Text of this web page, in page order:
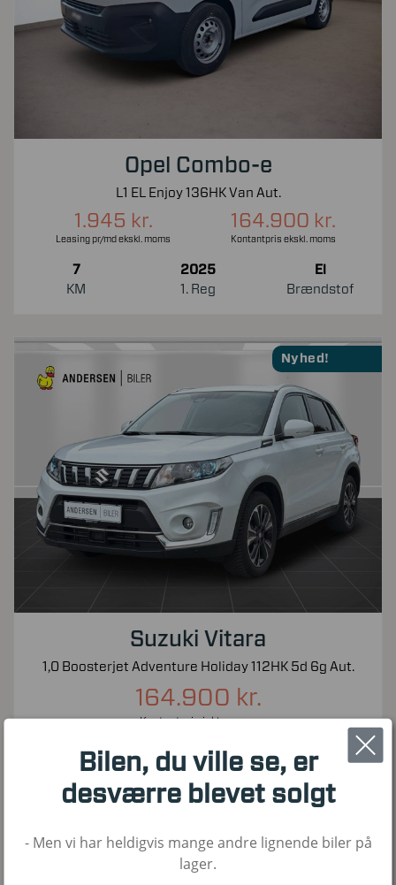
Opel Combo-e
L1 EL Enjoy 136HK Van Aut.
1.945 kr.
Leasing pr/md ekskl. moms
164.900 kr.
Kontantpris ekskl. moms
7
KM
2025
1. Reg
El
Brændstof
Nyhed!
Suzuki Vitara
1,0 Boosterjet Adventure Holiday 112HK 5d 6g Aut.
164.900 kr.
Kontantpris inkl. moms
56.000
KM
2019
1. Reg
Benzin
Brændstof
Nyhed!
Bilen, du ville se, er
desværre blevet solgt
- Men vi har heldigvis mange andre lignende biler på
lager.